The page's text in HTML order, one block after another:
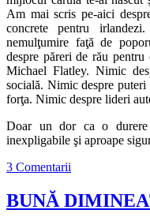
Am mai scris pe-aici
concrete pentru
nemulţumire faţă de
despre păreri de rău
Michael Flatley. Nimic
socială. Nimic despre
forţa. Nimic despre lideri
Doar un dor ca o durere
inexpligabile şi aproape
3 Comentarii
BUNĂ